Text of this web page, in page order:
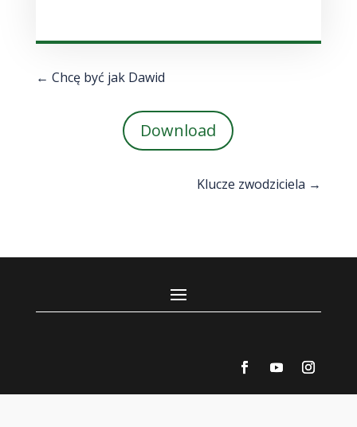
← Chcę być jak Dawid
Download
Klucze zwodziciela →